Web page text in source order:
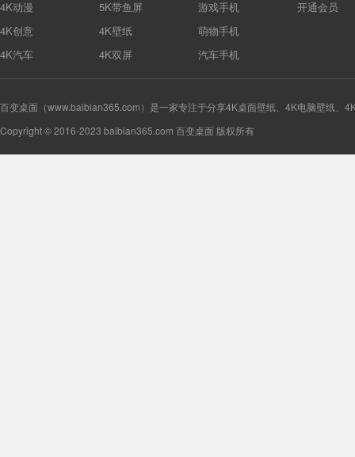
4K动漫
4K创意
4K汽车
5K带鱼屏
4K壁纸
4K双屏
游戏手机
萌物手机
汽车手机
开通会员
百变桌面（www.baibian365.com）是一家专注于分享4K桌面壁纸、4K电脑壁纸、
Copyright © 2016-2023 baibian365.com 百变桌面 版权所有